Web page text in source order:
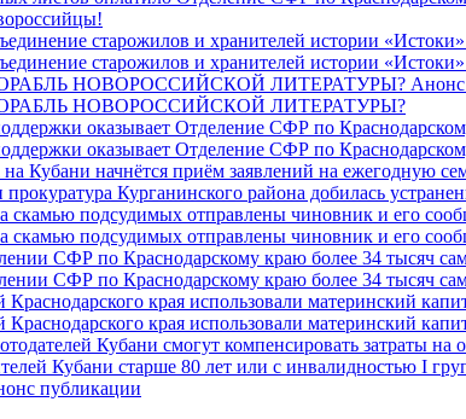
старожилов и хранителей истории
старожилов и хранителей истории
НОВОРОССИЙСКОЙ ЛИТЕРАТУРЫ? Анонс
НОВОРОССИЙСКОЙ ЛИТЕРАТУРЫ?
оказывает Отделение СФР по
оказывает Отделение СФР по
Кубани начнётся приём заявлений на ежегодную
Курганинского района добилась
скамью подсудимых отправлены чиновник и его
скамью подсудимых отправлены чиновник и его
СФР по Краснодарскому краю более 34 тысяч
СФР по Краснодарскому краю более 34 тысяч
Краснодарского края использовали материнский
Краснодарского края использовали материнский
Кубани смогут компенсировать затраты на
Кубани старше 80 лет или с инвалидностью I
публикации